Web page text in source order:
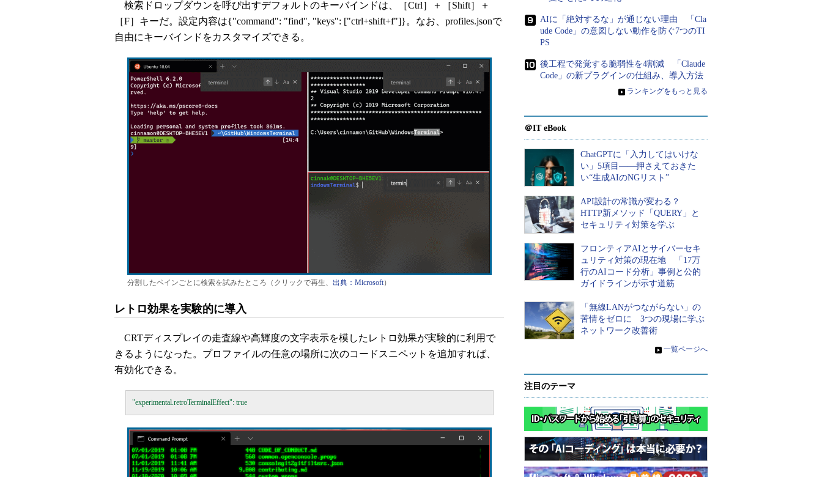
検索ドロップダウンを呼び出すデフォルトのキーバインドは、［Ctrl］＋［Shift］＋
［F］キーだ。設定内容は{"command": "find", "keys": ["ctrl+shift+f"]}。なお、profiles.jsonで
自由にキーバインドをカスタマイズできる。
分割したペインごとに検索を試みたところ（クリックで再生、 出典：Microsoft）
レトロ効果を実験的に導入
CRTディスプレイの走査線や高輝度の文字表示を模したレトロ効果が実験的に利用で
きるようになった。プロファイルの任意の場所に次のコードスニペットを追加すれば、
有効化できる。
"experimental.retroTerminalEffect": true
AIに「絶対するな」が通じない理由 「Cla
ude Code」の意図しない動作を防ぐ7つのTI
PS
後工程で発覚する脆弱性を4割減 「Claude
Code」の新プラグインの仕組み、導入方法
» ランキングをもっと見る
＠IT eBook
ChatGPTに「入力してはいけな
い」5項目――押さえておきた
い“生成AIのNGリスト”
API設計の常識が変わる？
HTTP新メソッド「QUERY」と
セキュリティ対策を学ぶ
フロンティアAIとサイバーセキ
ュリティ対策の現在地 「17万
行のAIコード分析」事例と公的
ガイドラインが示す道筋
「無線LANがつながらない」の
苦情をゼロに 3つの現場に学ぶ
ネットワーク改善術
» 一覧ページへ
注目のテーマ